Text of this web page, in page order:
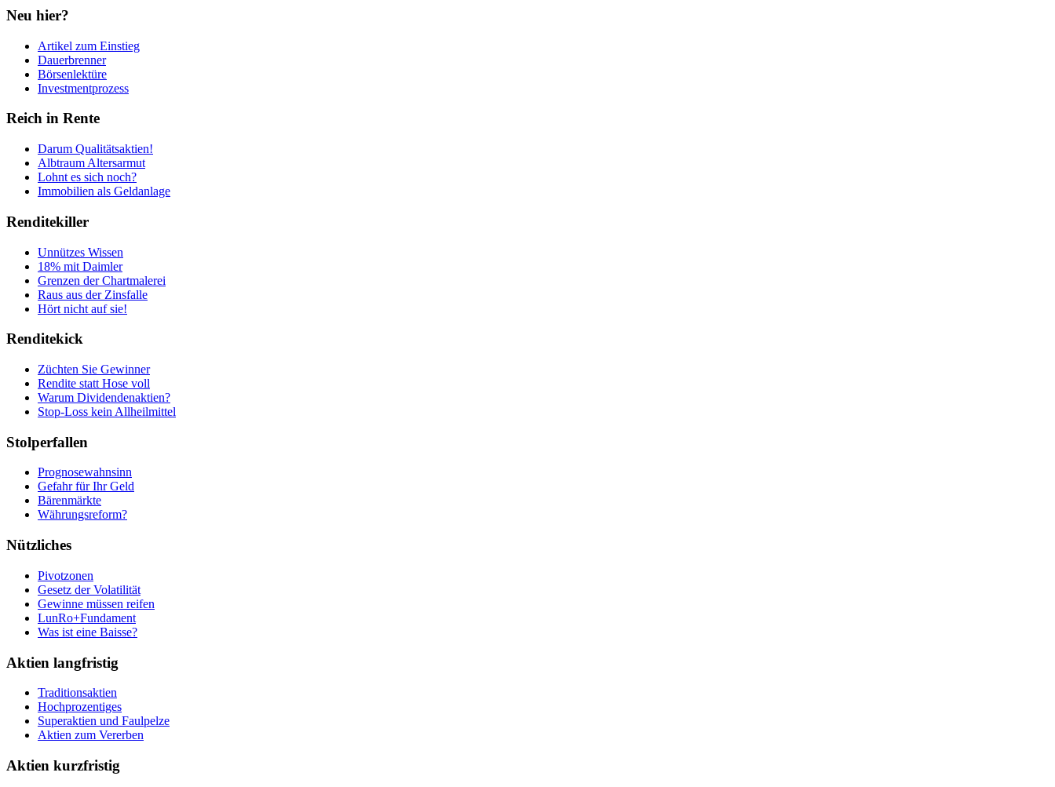
Neu hier?
Artikel zum Einstieg
Dauerbrenner
Börsenlektüre
Investmentprozess
Reich in Rente
Darum Qualitätsaktien!
Albtraum Altersarmut
Lohnt es sich noch?
Immobilien als Geldanlage
Renditekiller
Unnützes Wissen
18% mit Daimler
Grenzen der Chartmalerei
Raus aus der Zinsfalle
Hört nicht auf sie!
Renditekick
Züchten Sie Gewinner
Rendite statt Hose voll
Warum Dividendenaktien?
Stop-Loss kein Allheilmittel
Stolperfallen
Prognosewahnsinn
Gefahr für Ihr Geld
Bärenmärkte
Währungsreform?
Nützliches
Pivotzonen
Gesetz der Volatilität
Gewinne müssen reifen
LunRo+Fundament
Was ist eine Baisse?
Aktien langfristig
Traditionsaktien
Hochprozentiges
Superaktien und Faulpelze
Aktien zum Vererben
Aktien kurzfristig